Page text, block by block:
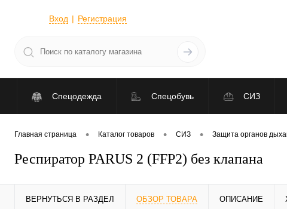
Вход Регистрация
Спецодежда Спецобувь СИЗ
Главная страница • Каталог товаров • СИЗ • Защита органов
Респиратор PARUS 2 (FFP2) без клапана
ВЕРНУТЬСЯ В РАЗДЕЛ ОБЗОР ТОВАРА ОПИСАНИЕ